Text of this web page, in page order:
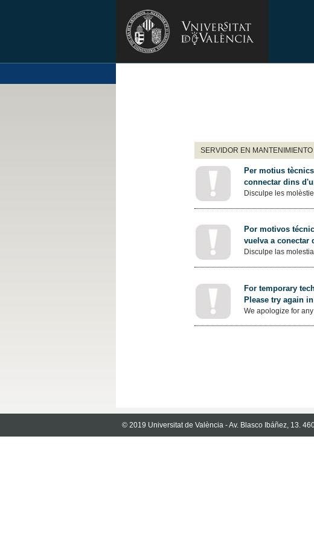
SERVIDOR EN
Per motius
connectar dins
Disculpe les
Por motivos
vuelva a conectar
Disculpe las
For temporary
Please try again
We apologize for
© 2019 Universitat de València - Av. Blasco Ibáñez, 13.